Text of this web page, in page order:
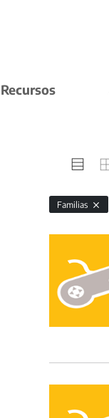
Recursos
Familias